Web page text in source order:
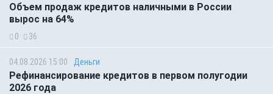
Объем продаж кредитов наличными в России
вырос на 64%
0 36
04.08.2026 15:00 Деньги
Рефинансирование кредитов в первом полугодии
2026 года